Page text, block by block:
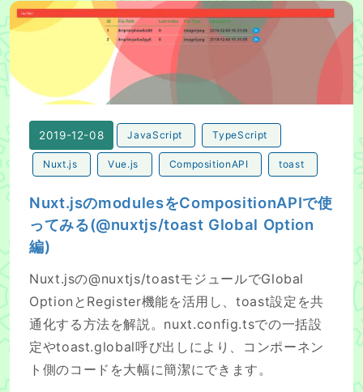
Nuxt.jsのmodulesをCompositionAPIで使ってみる
2019-12-08 JavaScript TypeScript
Nuxt.js Vue.js CompositionAPI toast
Nuxt.jsのmodulesをCompositionAPIで使
ってみる(@nuxtjs/toast Global Option
編)
Nuxt.jsの@nuxtjs/toastモジュールでGlobal
OptionとRegister機能を活用し、toast設定を共
通化する方法を解説。nuxt.config.tsでの一括設
定やtoast.global呼び出しにより、コンポーネン
ト側のコードを大幅に簡潔にできます。